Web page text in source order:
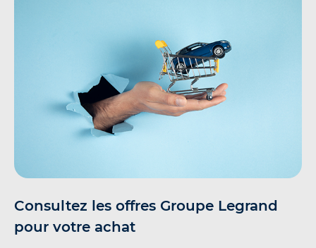
Consultez les offres Groupe Legrand
pour votre achat